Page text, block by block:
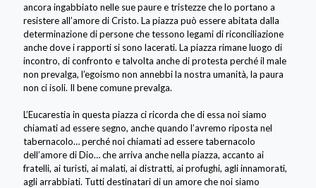
ancora ingabbiato nelle sue paure e tristezze che lo portano a
resistere all’amore di Cristo. La piazza può essere abitata dalla
determinazione di persone che tessono legami di riconciliazione
anche dove i rapporti si sono lacerati. La piazza rimane luogo di
incontro, di confronto e talvolta anche di protesta perché il male
non prevalga, l’egoismo non annebbi la nostra umanità, la paura
non ci isoli. Il bene comune prevalga.
L’Eucarestia in questa piazza ci ricorda che di essa noi siamo
chiamati ad essere segno, anche quando l’avremo riposta nel
tabernacolo… perché noi chiamati ad essere tabernacolo
dell’amore di Dio… che arriva anche nella piazza, accanto ai
fratelli, ai turisti, ai malati, ai distratti, ai profughi, agli innamorati,
agli arrabbiati. Tutti destinatari di un amore che noi siamo